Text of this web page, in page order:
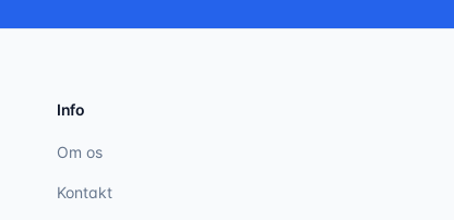
Info
Om os
Kontakt